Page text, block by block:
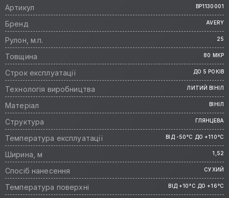
Артикул BP1130001
Бренд AVERY
Рулон, м.п. 25
Товщина 80 МКР
Строк експлуатації ДО 5 РОКІВ
Технологія виробництва ЛИТИЙ ВІНІЛ
Матеріал ВІНІЛ
Структура ГЛЯНЦЕВА
Температура експлуатації ВІД -50°C ДО +110°C
Ширина, м 1,52
Спосіб нанесення СУХИЙ
Температура поверхні ВІД +10°C ДО +16°C